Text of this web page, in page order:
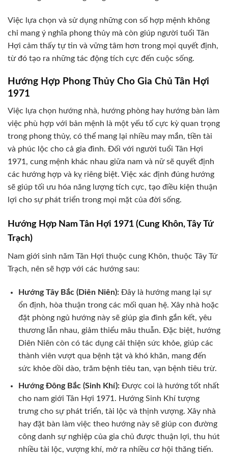
Việc lựa chọn và sử dụng những con số hợp mệnh không
chỉ mang ý nghĩa phong thủy mà còn giúp người tuổi Tân
Hợi cảm thấy tự tin và vững tâm hơn trong mọi quyết định,
từ đó tạo ra những tác động tích cực đến cuộc sống.
Hướng Hợp Phong Thủy Cho Gia Chủ Tân Hợi
1971
Việc lựa chọn hướng nhà, hướng phòng hay hướng bàn làm
việc phù hợp với bản mệnh là một yếu tố cực kỳ quan trọng
trong phong thủy, có thể mang lại nhiều may mắn, tiền tài
và phúc lộc cho cả gia đình. Đối với người tuổi Tân Hợi
1971, cung mệnh khác nhau giữa nam và nữ sẽ quyết định
các hướng hợp và kỵ riêng biệt. Việc xác định đúng hướng
sẽ giúp tối ưu hóa năng lượng tích cực, tạo điều kiện thuận
lợi cho sự phát triển trong mọi mặt của đời sống.
Hướng Hợp Nam Tân Hợi 1971 (Cung Khôn, Tây Tứ
Trạch)
Nam giới sinh năm Tân Hợi thuộc cung Khôn, thuộc Tây Tứ
Trạch, nên sẽ hợp với các hướng sau:
Hướng Tây Bắc (Diên Niên):Đây là hướng mang lại sự
ổn định, hòa thuận trong các mối quan hệ. Xây nhà hoặc
đặt phòng ngủ hướng này sẽ giúp gia đình gắn kết, yêu
thương lẫn nhau, giảm thiểu mâu thuẫn. Đặc biệt, hướng
Diên Niên còn có tác dụng cải thiện sức khỏe, giúp các
thành viên vượt qua bệnh tật và khó khăn, mang đến
sức khỏe dồi dào, trăm bệnh tiêu tan, vạn bệnh tiêu trừ.
Hướng Đông Bắc (Sinh Khí):Được coi là hướng tốt nhất
cho nam giới Tân Hợi 1971. Hướng Sinh Khí tượng
trưng cho sự phát triển, tài lộc và thịnh vượng. Xây nhà
hay đặt bàn làm việc theo hướng này sẽ giúp con đường
công danh sự nghiệp của gia chủ được thuận lợi, thu hút
nhiều tài lộc, vượng khí, mở ra nhiều cơ hội thăng tiến.